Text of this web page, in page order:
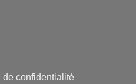
de confidentialité